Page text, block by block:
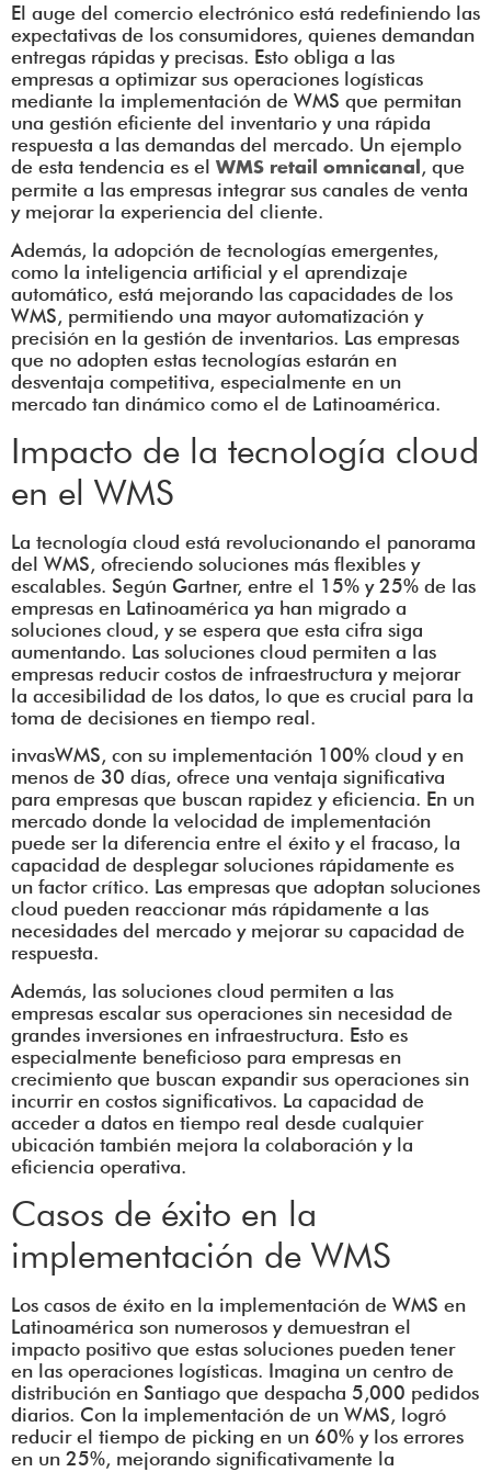
El auge del comercio electrónico está redefiniendo las
expectativas de los consumidores, quienes demandan
entregas rápidas y precisas. Esto obliga a las
empresas a optimizar sus operaciones logísticas
mediante la implementación de WMS que permitan
una gestión eficiente del inventario y una rápida
respuesta a las demandas del mercado. Un ejemplo
de esta tendencia es el WMS retail omnicanal , que
permite a las empresas integrar sus canales de venta
y mejorar la experiencia del cliente.
Además, la adopción de tecnologías emergentes,
como la inteligencia artificial y el aprendizaje
automático, está mejorando las capacidades de los
WMS, permitiendo una mayor automatización y
precisión en la gestión de inventarios. Las empresas
que no adopten estas tecnologías estarán en
desventaja competitiva, especialmente en un
mercado tan dinámico como el de Latinoamérica.
Impacto de la tecnología cloud
en el WMS
La tecnología cloud está revolucionando el panorama
del WMS, ofreciendo soluciones más flexibles y
escalables. Según Gartner, entre el 15% y 25% de las
empresas en Latinoamérica ya han migrado a
soluciones cloud, y se espera que esta cifra siga
aumentando. Las soluciones cloud permiten a las
empresas reducir costos de infraestructura y mejorar
la accesibilidad de los datos, lo que es crucial para la
toma de decisiones en tiempo real.
invasWMS, con su implementación 100% cloud y en
menos de 30 días, ofrece una ventaja significativa
para empresas que buscan rapidez y eficiencia. En un
mercado donde la velocidad de implementación
puede ser la diferencia entre el éxito y el fracaso, la
capacidad de desplegar soluciones rápidamente es
un factor crítico. Las empresas que adoptan soluciones
cloud pueden reaccionar más rápidamente a las
necesidades del mercado y mejorar su capacidad de
respuesta.
Además, las soluciones cloud permiten a las
empresas escalar sus operaciones sin necesidad de
grandes inversiones en infraestructura. Esto es
especialmente beneficioso para empresas en
crecimiento que buscan expandir sus operaciones sin
incurrir en costos significativos. La capacidad de
acceder a datos en tiempo real desde cualquier
ubicación también mejora la colaboración y la
eficiencia operativa.
Casos de éxito en la
implementación de WMS
Los casos de éxito en la implementación de WMS en
Latinoamérica son numerosos y demuestran el
impacto positivo que estas soluciones pueden tener
en las operaciones logísticas. Imagina un centro de
distribución en Santiago que despacha 5,000 pedidos
diarios. Con la implementación de un WMS, logró
reducir el tiempo de picking en un 60% y los errores
en un 25%, mejorando significativamente la